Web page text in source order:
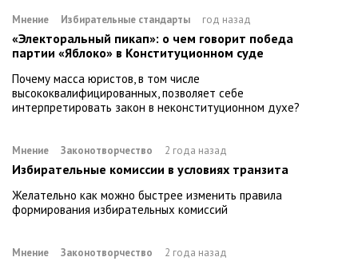
Мнение Избирательные стандарты год назад
«Электоральный пикап»: о чем говорит победа
партии «Яблоко» в Конституционном суде
Почему масса юристов, в том числе
высококвалифицированных, позволяет себе
интерпретировать закон в неконституционном духе?
Мнение Законотворчество 2 года назад
Избирательные комиссии в условиях транзита
Желательно как можно быстрее изменить правила
формирования избирательных комиссий
Мнение Законотворчество 2 года назад